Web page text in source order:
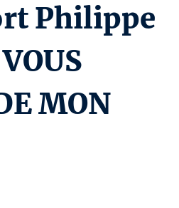
Philippe
MON